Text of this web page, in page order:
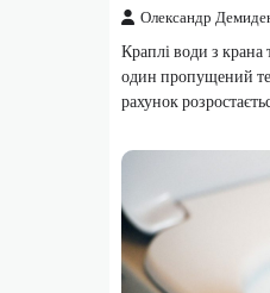
Олександр
Краплі води з крана
один пропущений
рахунок